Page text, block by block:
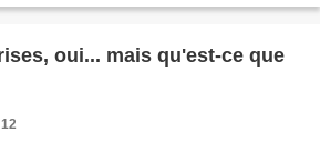
oui... mais qu'est-ce que